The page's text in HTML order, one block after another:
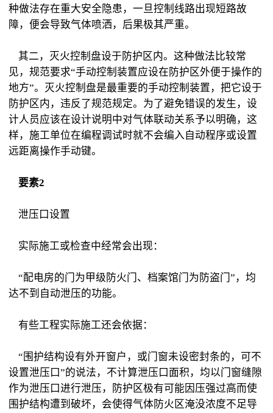
种做法存在重大安全隐患，一旦控制线路出现短路故
障，便会导致气体喷洒，后果极其严重。
其二，灭火控制盘设于防护区内。这种做法比较常
见，规范要求“手动控制装置应设在防护区外便于操作的
地方”。灭火控制盘是最重要的手动控制装置，把它设于
防护区内，违反了规范规定。为了避免错误的发生，设
计人员应该在设计说明中对气体联动关系予以明确，这
样，施工单位在编程调试时就不会编入自动程序或设置
远距离操作手动键。
要素2
泄压口设置
实际施工或检查中经常会出现：
“配电房的门为甲级防火门、档案馆门为防盗门”，均
达不到自动泄压的功能。
有些工程实际施工还会依据：
“围护结构设有外开窗户，或门窗未设密封条的，可不
设置泄压口”的说法，不计算泄压口面积，均以门窗缝隙
作为泄压口进行泄压，防护区极有可能因压强过高而使
围护结构遭到破坏，会使得气体防火区淹没浓度不足导